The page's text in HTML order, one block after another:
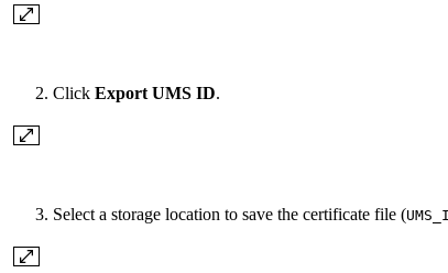
Click Export UMS ID.
Select a storage location to save the certificate file (